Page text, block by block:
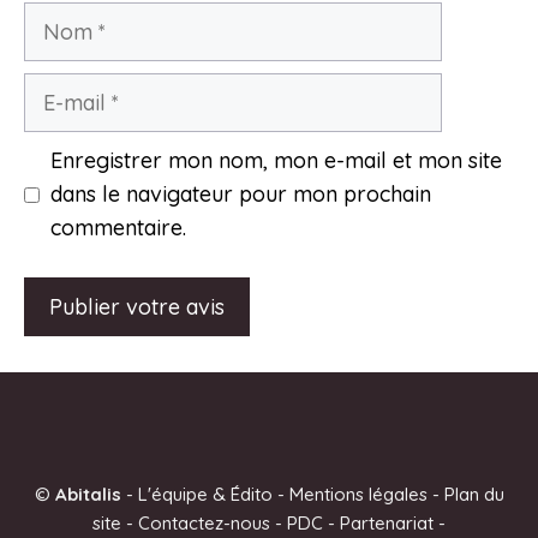
Nom
Enregistrer mon nom, mon e-mail et mon site
dans le navigateur pour mon prochain
commentaire.
© Abitalis - L'équipe & Édito - Mentions légales- Plan du
site - Contactez-nous - PDC - Partenariat -